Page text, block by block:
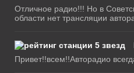
Отличное радио!!! Но в
области нет трансляции
Привет!!всем!!Авторадио